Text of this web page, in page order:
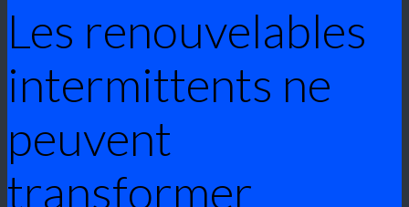
Les renouvelables
intermittents ne
peuvent
transformer